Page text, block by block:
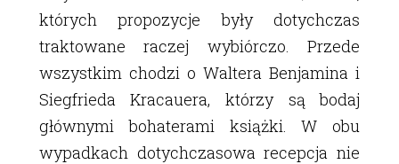
których propozycje były dotychczas
traktowane raczej wybiórczo. Przede
wszystkim chodzi o Waltera Benjamina i
Siegfrieda Kracauera, którzy są bodaj
głównymi bohaterami książki. W obu
wypadkach dotychczasowa recepcja nie